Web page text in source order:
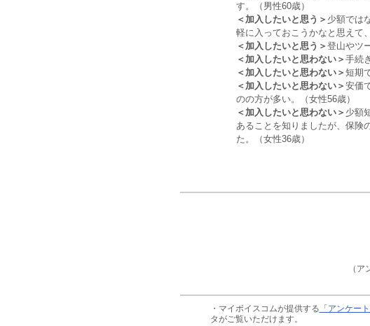
す。（男性60歳）
＜加入したいと思う＞ 少額では
軽に入っておこうかなと思えて
＜加入したいと思う＞ 登山やツ
＜加入したいと思わない＞ 手続
＜加入したいと思わない＞ 短期
＜加入したいと思わない＞ 安価
のの方が多い。（女性56歳）
＜加入したいと思わない＞ 少額
あることを知りましたが、保険
た。（女性36歳）
（
・マイボイスコムが提供する 「アンケー
タがご覧いただけます。